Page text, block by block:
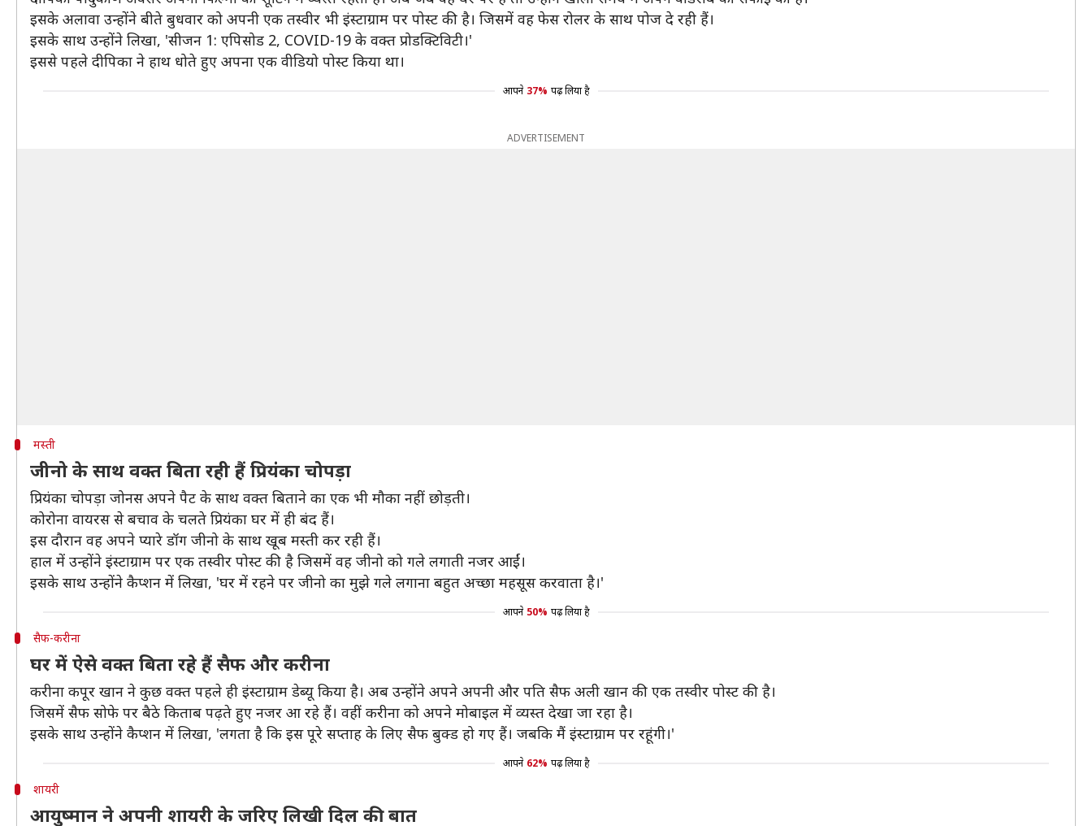
इसके अलावा उन्होंने बीते बुधवार को अपनी एक तस्वीर भी इंस्टाग्राम पर पोस्ट की है। जिसमें वह फेस रोलर के साथ पोज दे रही हैं।
इसके साथ उन्होंने लिखा, 'सीजन 1: एपिसोड 2, COVID-19 के वक्त प्रोडक्टिविटी।'
इससे पहले दीपिका ने हाथ धोते हुए अपना एक वीडियो पोस्ट किया था।
आपने 37% पढ़ लिया है
ADVERTISEMENT
मस्ती
जीनो के साथ वक्त बिता रही हैं प्रियंका चोपड़ा
प्रियंका चोपड़ा जोनस अपने पैट के साथ वक्त बिताने का एक भी मौका नहीं छोड़ती।
कोरोना वायरस से बचाव के चलते प्रियंका घर में ही बंद हैं।
इस दौरान वह अपने प्यारे डॉग जीनो के साथ खूब मस्ती कर रही हैं।
हाल में उन्होंने इंस्टाग्राम पर एक तस्वीर पोस्ट की है जिसमें वह जीनो को गले लगाती नजर आईं।
इसके साथ उन्होंने कैप्शन में लिखा, 'घर में रहने पर जीनो का मुझे गले लगाना बहुत अच्छा महसूस करवाता है।'
आपने 50% पढ़ लिया है
सैफ-करीना
घर में ऐसे वक्त बिता रहे हैं सैफ और करीना
करीना कपूर खान ने कुछ वक्त पहले ही इंस्टाग्राम डेब्यू किया है। अब उन्होंने अपने अपनी और पति सैफ अली खान की एक तस्वीर पोस्ट की है।
जिसमें सैफ सोफे पर बैठे किताब पढ़ते हुए नजर आ रहे हैं। वहीं करीना को अपने मोबाइल में व्यस्त देखा जा रहा है।
इसके साथ उन्होंने कैप्शन में लिखा, 'लगता है कि इस पूरे सप्ताह के लिए सैफ बुक्ड हो गए हैं। जबकि मैं इंस्टाग्राम पर रहूंगी।'
आपने 62% पढ़ लिया है
शायरी
आयुष्मान ने अपनी शायरी के जरिए लिखी दिल की बात